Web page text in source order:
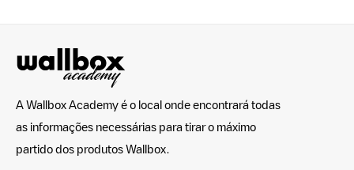
A Wallbox Academy é o local onde encontrará todas
as informações necessárias para tirar o máximo
partido dos produtos Wallbox.